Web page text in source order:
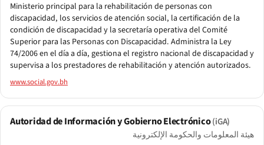
Ministerio principal para la rehabilitación de personas con
discapacidad, los servicios de atención social, la certificación de la
condición de discapacidad y la secretaría operativa del Comité
Superior para las Personas con Discapacidad. Administra la Ley
74/2006 en el día a día, gestiona el registro nacional de discapacidad y
supervisa a los prestadores de rehabilitación y atención autorizados.
www.social.gov.bh
Autoridad de Información y Gobierno Electrónico(iGA)
هيئة المعلومات والحكومة الإلكترونية